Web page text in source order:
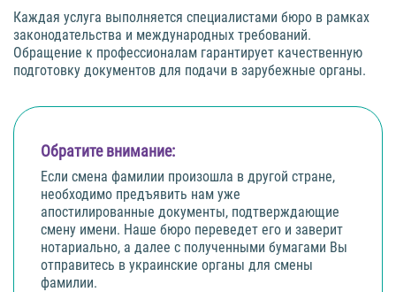
Каждая услуга выполняется специалистами бюро в рамках
законодательства и международных требований.
Обращение к профессионалам гарантирует качественную
подготовку документов для подачи в зарубежные органы.
Обратите внимание:
Если смена фамилии произошла в другой стране,
необходимо предъявить нам уже
апостилированные документы, подтверждающие
смену имени. Наше бюро переведет его и заверит
нотариально, а далее с полученными бумагами Вы
отправитесь в украинские органы для смены
фамилии.